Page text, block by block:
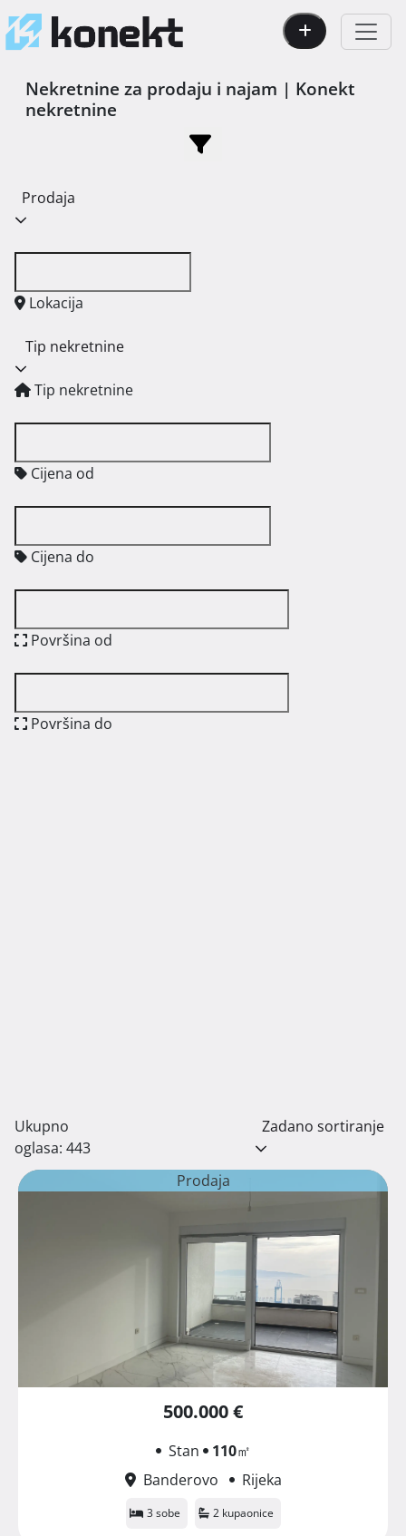
Nekretnine za prodaju i najam | Konekt
nekretnine
Prodaja
Lokacija
Tip nekretnine
Tip nekretnine
Cijena od
Cijena do
Površina od
Površina do
Ukupno
oglasa: 443
Zadano sortiranje
Prodaja
500.000 €
Stan 110㎡
Banderovo
Rijeka
3 sobe 2 kupaonice